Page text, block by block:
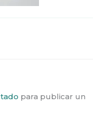
para publicar un